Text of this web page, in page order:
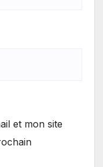
et mon site